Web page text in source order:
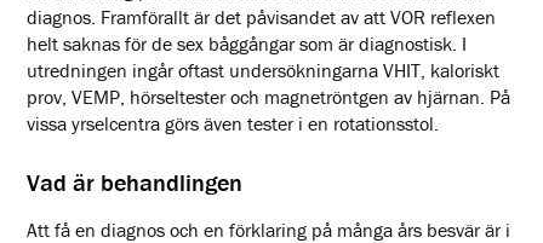
diagnos. Framförallt är det påvisandet av att VOR reflexen
helt saknas för de sex båggångar som är diagnostisk. I
utredningen ingår oftast undersökningarna VHIT, kaloriskt
prov, VEMP, hörseltester och magnetröntgen av hjärnan. På
vissa yrselcentra görs även tester i en rotationsstol.
Vad är behandlingen
Att få en diagnos och en förklaring på många års besvär är i